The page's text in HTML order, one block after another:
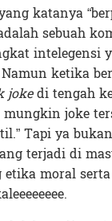
katanya
sebuah
intelegensi
ketika
jokedi tengah
joke
Tapi ya
terjadi di
etika moral